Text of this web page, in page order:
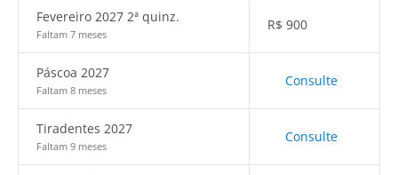
Fevereiro 2027 2ª quinz.
Faltam 7 meses
R$ 900
Páscoa 2027
Faltam 8 meses
Consulte
Tiradentes 2027
Faltam 9 meses
Consulte